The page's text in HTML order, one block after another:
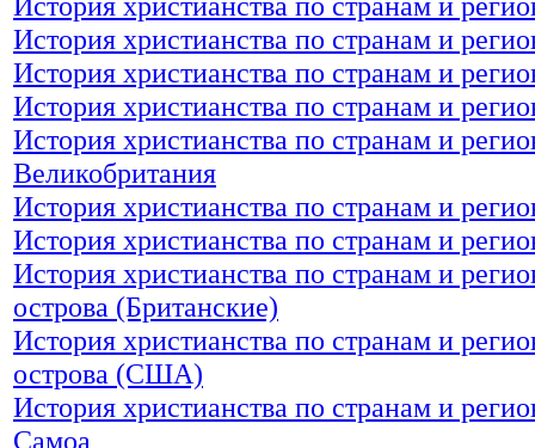
История христианства по странам и
История христианства по странам и
История христианства по странам и
История христианства по странам и
Великобритания
История христианства по странам и
История христианства по странам и
История христианства по странам и
острова (Британские)
История христианства по странам и
острова (США)
История христианства по странам и
Самоа